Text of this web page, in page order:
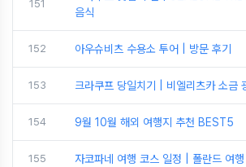
151
음식
152 아우슈비츠 수용소 투어 | 방문 후기
153 크라쿠프 당일치기 | 비엘리츠카 소금
154 9월 10월 해외 여행지 추천 BEST5
155 자코파네 여행 코스 일정 | 폴란드 여행